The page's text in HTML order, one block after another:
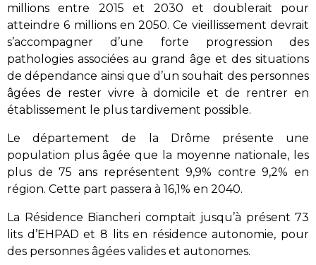
millions entre 2015 et 2030 et doublerait pour
atteindre 6 millions en 2050. Ce vieillissement devrait
s’accompagner d’une forte progression des
pathologies associées au grand âge et des situations
de dépendance ainsi que d’un souhait des personnes
âgées de rester vivre à domicile et de rentrer en
établissement le plus tardivement possible.
Le département de la Drôme présente une
population plus âgée que la moyenne nationale, les
plus de 75 ans représentent 9,9% contre 9,2% en
région. Cette part passera à 16,1% en 2040.
La Résidence Biancheri comptait jusqu’à présent 73
lits d’EHPAD et 8 lits en résidence autonomie, pour
des personnes âgées valides et autonomes.